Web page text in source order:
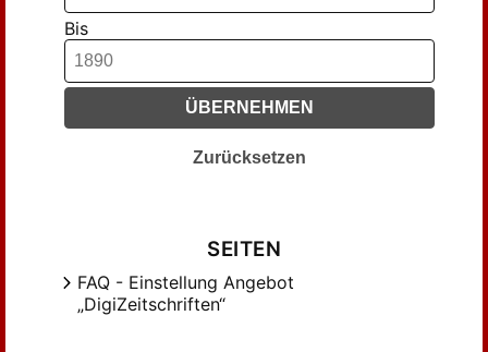
Bis
ÜBERNEHMEN
Zurücksetzen
SEITEN
FAQ - Einstellung Angebot
„DigiZeitschriften“